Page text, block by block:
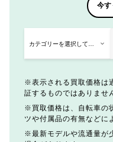
今す
表示される買取価格は
証するものではありませ
買取価格は、自転車の
ツや付属品の有無などに
最新モデルや流通量が